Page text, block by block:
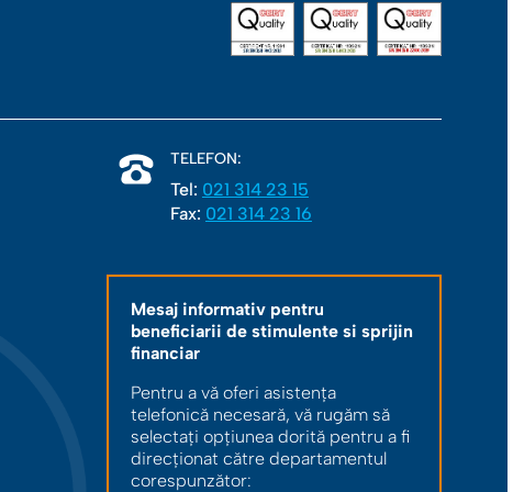
TELEFON:
Tel: 021 314 23 15
Fax: 021 314 23 16
Mesaj informativ pentru
beneficiarii de stimulente si sprijin
financiar
Pentru a vă oferi asistența
telefonică necesară, vă rugăm să
selectați opțiunea dorită pentru a fi
direcționat către departamentul
corespunzător: